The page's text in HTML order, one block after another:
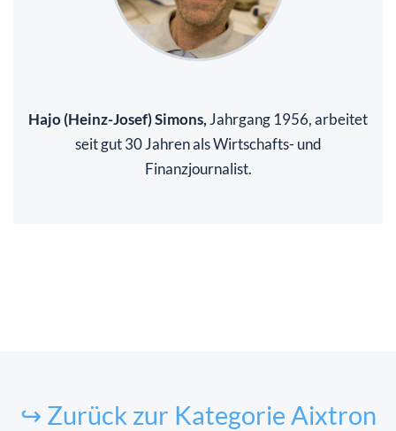
Hajo (Heinz-Josef) Simons, Jahrgang 1956, arbeitet
seit gut 30 Jahren als Wirtschafts- und
Finanzjournalist.
↪ Zurück zur Kategorie Aixtron